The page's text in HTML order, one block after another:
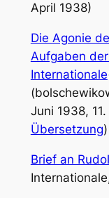
April 1938)
Die Agonie
Aufgaben
Internationale
Juni 1938,
Übersetzung)
Brief an